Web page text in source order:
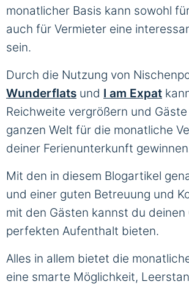
monatlicher Basis kann sowohl
auch für Vermieter eine
sein.
Durch die Nutzung von
Wunderflats und I am Expat
Reichweite vergrößern und
ganzen Welt für die monatliche
deiner Ferienunterkunft
Mit den in diesem Blogartikel
und einer guten Betreuung und
mit den Gästen kannst du deinen
perfekten Aufenthalt bieten.
Alles in allem bietet die
eine smarte Möglichkeit,